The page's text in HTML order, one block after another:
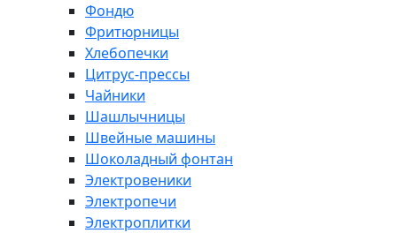
Фондю
Фритюрницы
Хлебопечки
Цитрус-прессы
Чайники
Шашлычницы
Швейные машины
Шоколадный фонтан
Электровеники
Электропечи
Электроплитки